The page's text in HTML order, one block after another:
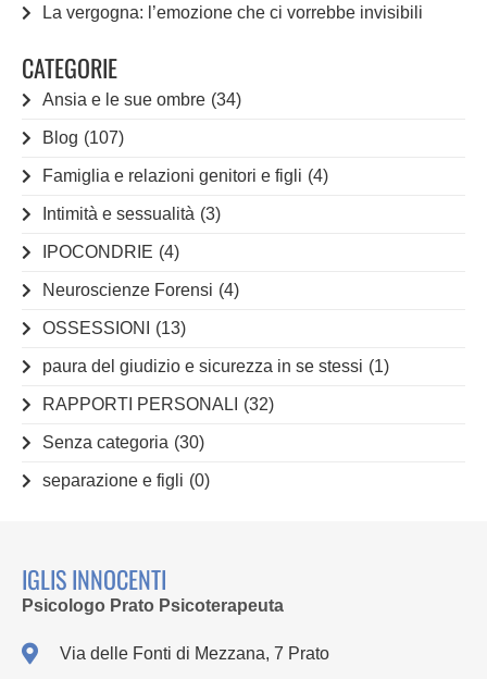
La vergogna: l’emozione che ci vorrebbe invisibili
CATEGORIE
Ansia e le sue ombre (34)
Blog (107)
Famiglia e relazioni genitori e figli (4)
Intimità e sessualità (3)
IPOCONDRIE (4)
Neuroscienze Forensi (4)
OSSESSIONI (13)
paura del giudizio e sicurezza in se stessi (1)
RAPPORTI PERSONALI (32)
Senza categoria (30)
separazione e figli (0)
IGLIS INNOCENTI
Psicologo Prato Psicoterapeuta
Via delle Fonti di Mezzana, 7 Prato